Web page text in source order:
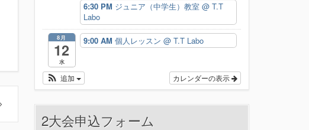
6:30 PM ジュニア（中学生）教室 @ T.T
Labo
8月
12
水
9:00 AM 個人レッスン @ T.T Labo
カレンダーの表示
追加
2大会申込フォーム